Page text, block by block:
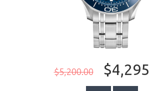
$5,200.00